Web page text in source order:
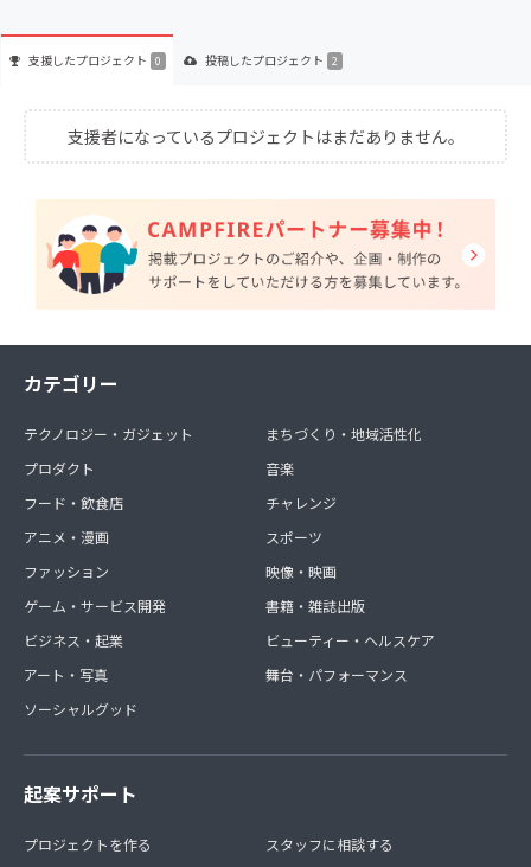
支援したプロジェクト 0 投稿したプロジェクト 2
支援者になっているプロジェクトはまだありません。
カテゴリー
テクノロジー・ガジェット
プロダクト
フード・飲食店
アニメ・漫画
ファッション
ゲーム・サービス開発
ビジネス・起業
アート・写真
ソーシャルグッド
まちづくり・地域活性化
音楽
チャレンジ
スポーツ
映像・映画
書籍・雑誌出版
ビューティー・ヘルスケア
舞台・パフォーマンス
起案サポート
プロジェクトを作る
スタッフに相談する